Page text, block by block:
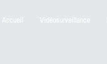
Accueil Vidéosurveillance